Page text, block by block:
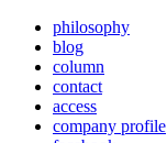
philosophy
blog
column
contact
access
company profile